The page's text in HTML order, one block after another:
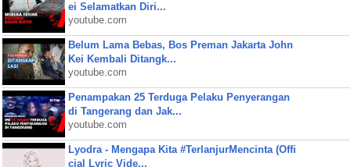
ei Selamatkan Diri...
youtube.com
Belum Lama Bebas, Bos Preman Jakarta John
Kei Kembali Ditangk...
youtube.com
Penampakan 25 Terduga Pelaku Penyerangan
di Tangerang dan Jak...
youtube.com
Lyodra - Mengapa Kita #TerlanjurMencinta (Offi
cial Lyric Vide...